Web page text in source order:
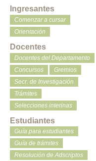
Ingresantes
Comenzar a cursar
Orientación
Docentes
Docentes del Departamento
Concursos
Gremios
Secr. de Investigación
Trámites
Selecciones interinas
Estudiantes
Guía para estudiantes
Guía de trámites
Resolución de Adscriptos